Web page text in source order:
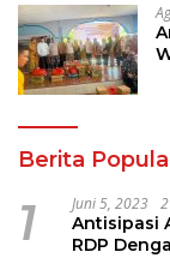
Berita
1 Juni 5, 2023
Antisipasi
RDP